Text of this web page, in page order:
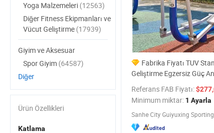
Fabrika Fiyatı TUV
Geliştirme Egzersiz Güç
Spor Eşyaları Sokak
Salonu İstasyonu
Adımı Ticari Açık Fitness
Referans FAB Fiyatı:
Minimum miktar: 1 Ayarla
Sanhe City Guiyuxing Sporting
Yoga Malzemeleri (12563)
Diğer Fitness Ekipmanları ve
Vücut Geliştirme (17939)
Giyim ve Aksesuar
Spor Giyim (64587)
Diğer
Ürün Özellikleri
Katlama